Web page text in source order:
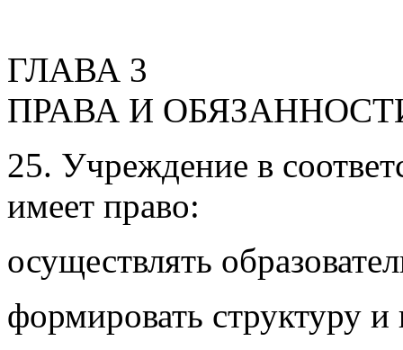
ГЛАВА 3
ПРАВА И
25. Учреждение в
имеет право:
осуществлять
формировать структуру